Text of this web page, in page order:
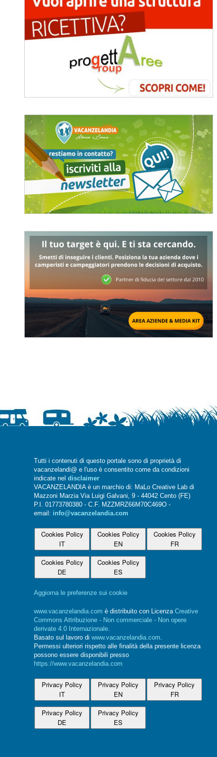
Tutti i contenuti di questo portale sono di proprietà di
vacanzelandi@ e l'uso è consentito come da condizioni
indicate nel disclaimer
VACANZELANDIA è un marchio di: MaLo Creative Lab di
Mazzoni Marzia Via Luigi Galvani, 9 - 44042 Cento (FE)
P.I. 01773780380 - C.F. MZZMRZ66M70C469O -
email: info@vacanzelandia.com
Cookies Policy
IT
Cookies Policy
EN
Cookies Policy
FR
Cookies Policy
DE
Cookies Policy
ES
Aggiorna le preferenze sui cookie
www.vacanzelandia.com è distribuito con Licenza Creative
Commons Attribuzione - Non commerciale - Non opere
derivate 4.0 Internazionale.
Basato sul lavoro di www.vacanzelandia.com.
Permessi ulteriori rispetto alle finalità della presente licenza
possono essere disponibili presso
https://www.vacanzelandia.com
Privacy Policy
IT
Privacy Policy
EN
Privacy Policy
FR
Privacy Policy
DE
Privacy Policy
ES